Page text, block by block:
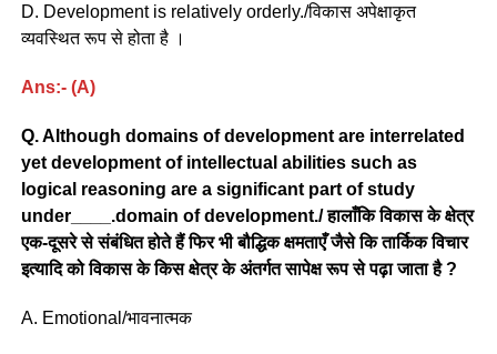
D. Development is relatively orderly./विकास अपेक्षाकृत
व्यवस्थित रूप से होता है ।
Ans:- (A)
Q. Although domains of development are interrelated
yet development of intellectual abilities such as
logical reasoning are a significant part of study
under____.domain of development./ हालाँकि विकास के क्षेत्र
एक-दूसरे से संबंधित होते हैं फिर भी बौद्धिक क्षमताएँ जैसे कि तार्किक विचार
इत्यादि को विकास के किस क्षेत्र के अंतर्गत सापेक्ष रूप से पढ़ा जाता है ?
A. Emotional/भावनात्मक